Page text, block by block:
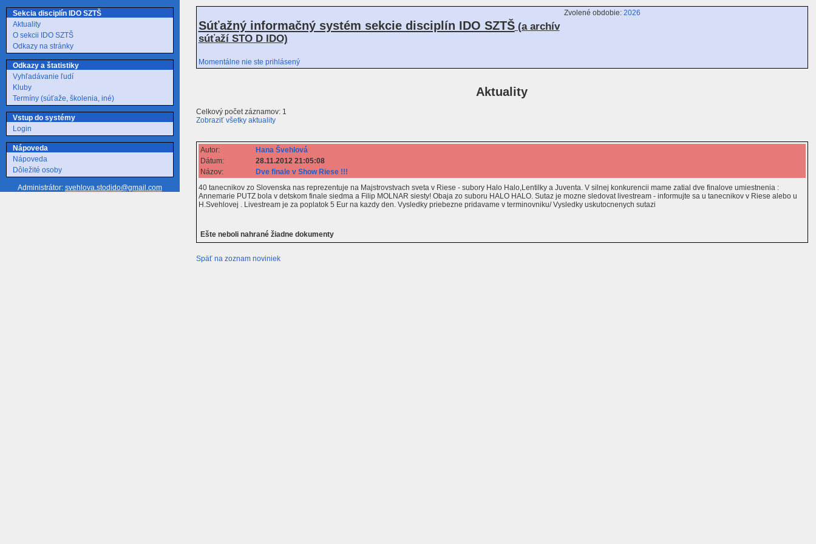
Sekcia disciplín IDO SZTŠ
Aktuality
O sekcii IDO SZTŠ
Odkazy na stránky
Odkazy a štatistiky
Vyhľadávanie ľudí
Kluby
Termíny (súťaže, školenia, iné)
Vstup do systémy
Login
Nápoveda
Nápoveda
Dôležité osoby
Administrátor: svehlova.stodido@gmail.com
Súťažný informačný systém sekcie disciplín IDO SZTŠ(a archív
súťaží STO D IDO)
Zvolené obdobie: 2026
Momentálne nie ste prihlásený
Aktuality
Celkový počet záznamov: 1
Zobraziť všetky aktuality
Autor:
Hana Švehlová
Dátum:
28.11.2012 21:05:08
Názov:
Dve finale v Show Riese !!!
40 tanecnikov zo Slovenska nas reprezentuje na Majstrovstvach sveta v Riese - subory Halo Halo,Lentilky a Juventa. V silnej konkurencii mame zatial dve finalove umiestnenia :
Annemarie PUTZ bola v detskom finale siedma a Filip MOLNAR siesty! Obaja zo suboru HALO HALO. Sutaz je mozne sledovat livestream - informujte sa u tanecnikov v Riese alebo u
H.Svehlovej . Livestream je za poplatok 5 Eur na kazdy den. Vysledky priebezne pridavame v terminovniku/ Vysledky uskutocnenych sutazi
Ešte neboli nahrané žiadne dokumenty
Späť na zoznam noviniek